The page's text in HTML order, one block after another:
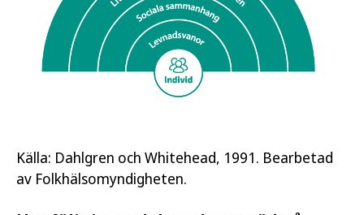
Källa: Dahlgren och Whitehead, 1991. Bearbetad
av Folkhälsomyndigheten.